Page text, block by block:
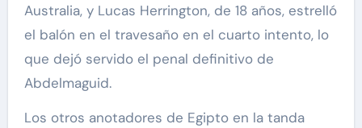
Australia, y Lucas Herrington, de 18 años, estrelló
el balón en el travesaño en el cuarto intento, lo
que dejó servido el penal definitivo de
Abdelmaguid.
Los otros anotadores de Egipto en la tanda